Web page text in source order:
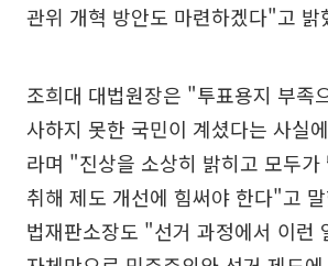
관위 개혁 방안도 마련하겠다"고 밝
조희대 대법원장은 "투표용지 부족
사하지 못한 국민이 계셨다는 사실
라며 "진상을 소상히 밝히고 모두가
취해 제도 개선에 힘써야 한다"고
법재판소장도 "선거 과정에서 이런